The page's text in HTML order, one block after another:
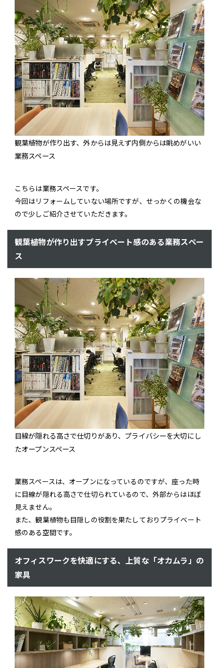
観葉植物が作り出す、外からは見えず内側からは眺めがいい
業務スペース
こちらは業務スペースです。
今回はリフォームしていない場所ですが、せっかくの機会な
ので少しご紹介させていただきます。
観葉植物が作り出すプライベート感のある業務スペー
ス
目線が隠れる高さで仕切りがあり、プライバシーを大切にし
たオープンスペース
業務スペースは、オープンになっているのですが、座った時
に目線が隠れる高さで仕切られているので、外部からはほぼ
見えません。
また、観葉植物も目隠しの役割を果たしておりプライベート
感のある空間です。
オフィスワークを快適にする、上質な「オカムラ」の
家具